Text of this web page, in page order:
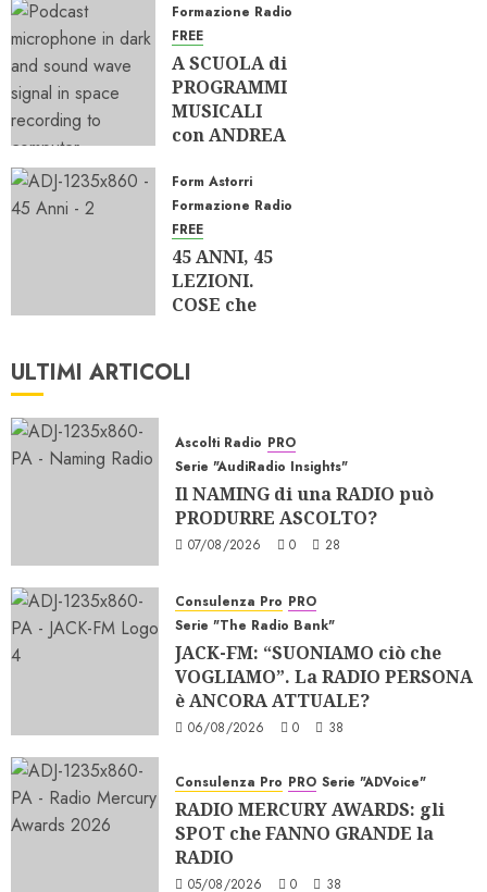
OLTRE i
SOCIAL
01/04/2026
0
610
Formazione Radio
FREE
A SCUOLA di
PROGRAMMI
MUSICALI
con ANDREA
RMC
27/03/2026
0
Form Astorri
Formazione Radio
FREE
45 ANNI, 45
LEZIONI.
COSE che
NON RIFAREI
0
645
ULTIMI ARTICOLI
Ascolti Radio PRO
Serie "AudiRadio Insights"
Il NAMING di una RADIO può
PRODURRE ASCOLTO?
07/08/2026 0 28
Consulenza Pro PRO
Serie "The Radio Bank"
JACK-FM: “SUONIAMO ciò che
VOGLIAMO”. La RADIO PERSONA
è ANCORA ATTUALE?
06/08/2026 0 38
Consulenza Pro PRO Serie "ADVoice"
RADIO MERCURY AWARDS: gli
SPOT che FANNO GRANDE la
RADIO
05/08/2026 0 38